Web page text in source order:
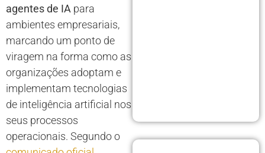
agentes de IA para
ambientes empresariais,
marcando um ponto de
viragem na forma como as
organizações adoptam e
implementam tecnologias
de inteligência artificial nos
seus processos
operacionais. Segundo o